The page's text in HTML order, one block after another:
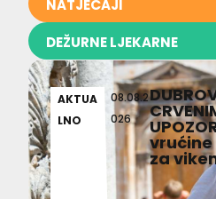
NATJEČAJI
DEŽURNE LJEKARNE
AKTUA
LNO
08.08.2
026
za